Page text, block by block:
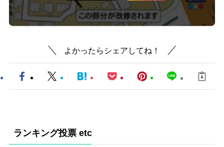
よかったらシェアしてね！
ランキング投票 etc